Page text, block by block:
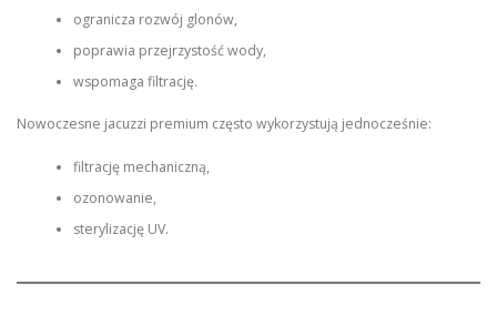
ogranicza rozwój glonów,
poprawia przejrzystość wody,
wspomaga filtrację.
Nowoczesne jacuzzi premium często wykorzystują jednocześnie:
filtrację mechaniczną,
ozonowanie,
sterylizację UV.